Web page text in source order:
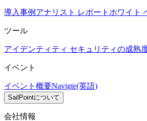
導入事例 アナリスト レポート ホワイト
ツール
アイデンティティ セキュリティの成熟
イベント
イベント概要Navigte(英語)
SailPointについて
会社情報